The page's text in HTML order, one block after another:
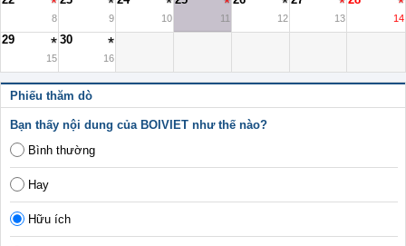
8 9 10 11 12 13 14
29
15
30
16
Phiếu thăm dò
Bạn thấy nội dung của BOIVIET như thế nào?
Bình thường
Hay
Hữu ích